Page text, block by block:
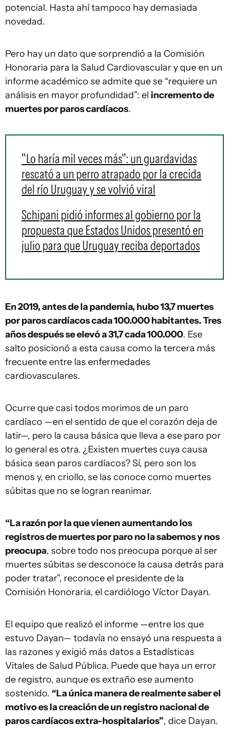
potencial. Hasta ahí tampoco hay demasiada
novedad.
Pero hay un dato que sorprendió a la Comisión
Honoraria para la Salud Cardiovascular y que en un
informe académico se admite que se “requiere un
análisis en mayor profundidad”: el incremento de
muertes por paros cardíacos.
"Lo haría mil veces más": un guardavidas
rescató a un perro atrapado por la crecida
del río Uruguay y se volvió viral
Schipani pidió informes al gobierno por la
propuesta que Estados Unidos presentó en
julio para que Uruguay reciba deportados
En 2019, antes de la pandemia, hubo 13,7 muertes
por paros cardíacos cada 100.000 habitantes. Tres
años después se elevó a 31,7 cada 100.000. Ese
salto posicionó a esta causa como la tercera más
frecuente entre las enfermedades
cardiovasculares.
Ocurre que casi todos morimos de un paro
cardíaco —en el sentido de que el corazón deja de
latir—, pero la causa básica que lleva a ese paro por
lo general es otra. ¿Existen muertes cuya causa
básica sean paros cardíacos? Sí, pero son los
menos y, en criollo, se las conoce como muertes
súbitas que no se logran reanimar.
“La razón por la que vienen aumentando los
registros de muertes por paro no la sabemos y nos
preocupa, sobre todo nos preocupa porque al ser
muertes súbitas se desconoce la causa detrás para
poder tratar”, reconoce el presidente de la
Comisión Honoraria, el cardiólogo Víctor Dayan.
El equipo que realizó el informe —entre los que
estuvo Dayan— todavía no ensayó una respuesta a
las razones y exigió más datos a Estadísticas
Vitales de Salud Pública. Puede que haya un error
de registro, aunque es extraño ese aumento
sostenido. “La única manera de realmente saber el
motivo es la creación de un registro nacional de
paros cardíacos extra-hospitalarios”, dice Dayan.